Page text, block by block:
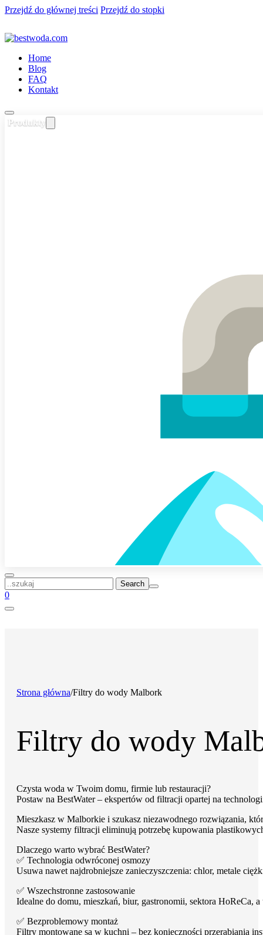
Przejdź do głównej treści Przejdź do stopki
Home
Blog
FAQ
Kontakt
Produkty
Filtry do wody z osmozy
Filtry podzlewowe BestWater Jungbrunnen – seria
Filtry do wody dla gastronomii i HoReCa
..szukaj
0
Strona główna/Filtry do wody Malbork
Filtry do wody
Czysta woda w Twoim domu, firmie lub restauracji?
Postaw na BestWater – ekspertów od filtracji opartej na
Mieszkasz w Malborkie i szukasz niezawodnego rozwiązania,
Nasze systemy filtracji eliminują potrzebę kupowania
Dlaczego warto wybrać BestWater?
✅ Technologia odwróconej osmozy
Usuwa nawet najdrobniejsze zanieczyszczenia: chlor, metale
✅ Wszechstronne zastosowanie
Idealne do domu, mieszkań, biur, gastronomii, sektora HoReCa,
✅ Bezproblemowy montaż
Filtry montowane są w kuchni – bez konieczności przerabiania